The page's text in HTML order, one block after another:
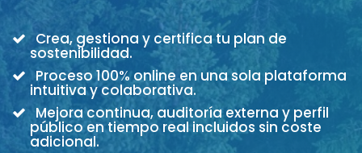
Crea, gestiona y certifica tu plan de
sostenibilidad.
Proceso 100% online en una sola plataforma
intuitiva y colaborativa.
Mejora continua, auditoría externa y perfil
público en tiempo real incluidos sin coste
adicional.